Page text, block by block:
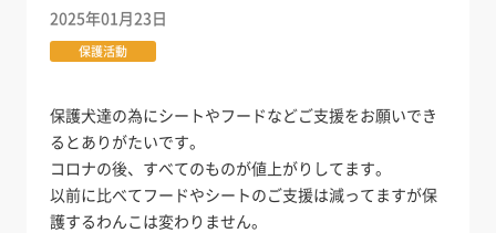
2025年01月23日
保護活動
保護犬達の為にシートやフードなどご支援をお願いでき
るとありがたいです。
コロナの後、すべてのものが値上がりしてます。
以前に比べてフードやシートのご支援は減ってますが保
護するわんこは変わりません。